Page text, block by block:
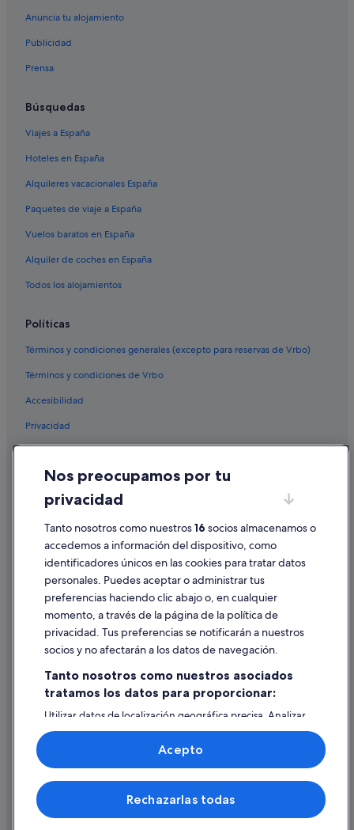
Anuncia tu alojamiento
Publicidad
Prensa
Búsquedas
Viajes a España
Hoteles en España
Alquileres vacacionales España
Paquetes de viaje a España
Vuelos baratos en España
Alquiler de coches en España
Todos los alojamientos
Políticas
Términos y condiciones generales (excepto para reservas de Vrbo)
Términos y condiciones de Vrbo
Accesibilidad
Privacidad
Condiciones de uso
Información legal/contacto
Pautas sobre el contenido y cómo denunciar contenido
Ayuda
Cancelar un vuelo
Cancelar una reserva de hotel o de un alquiler vacacional
Utilizar un cupón de Expedia
Documentos para viajes internacionales
© 2026 Expedia, Inc., una empresa de Expedia Group. Todos los
derechos reservados. Expedia y el logotipo de Expedia son marcas
comerciales o marcas comerciales registradas de Expedia, Inc.
Nos preocupamos por tu
privacidad
Tanto nosotros como nuestros16 socios almacenamos o
accedemos a información del dispositivo, como
identificadores únicos en las cookies para tratar datos
personales. Puedes aceptar o administrar tus
preferencias haciendo clic abajo o, en cualquier
momento, a través de la página de la política de
privacidad. Tus preferencias se notificarán a nuestros
socios y no afectarán a los datos de navegación.
Tanto nosotros como nuestros asociados
tratamos los datos para proporcionar:
Utilizar datos de localización geográfica precisa. Analizar
activamente las características del dispositivo para su
identificación. Almacenar la información en un dispositivo
y/o acceder a ella. Publicidad y contenido personalizados,
medición de publicidad y contenido, investigación de
audiencia y desarrollo de servicios.
Lista de asociados (proveedores)
Rechazarlas todas
Acepto